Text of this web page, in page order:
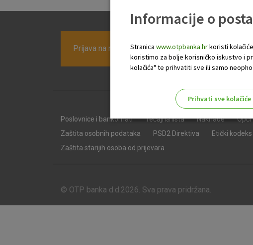
Prijava na newsletter OTP banke
Poslovnice i bankomati Tečajna lista Naknade Opći
Zaštita osobnih podataka
PSD2 Direktiva Etički kodeks
Zaštita starijih osoba od prijevara
© OTP banka d.d.2026. Sva prava pridržana.
Informacije o
Stranica www.otpbanka.hrkoristi
koristimo za bolje korisničko iskustvo i
kolačića" te prihvatiti sve ili samo
Prihvati sve kolačiće